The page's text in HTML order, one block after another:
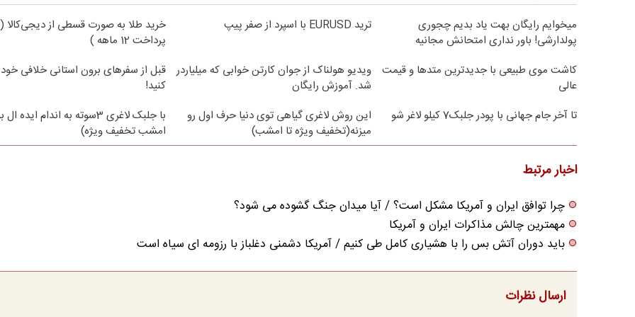
میخوایم رایگان بهت یاد بدیم چجوری
پولدارشی! باور نداری امتحانش مجانیه
ترید EURUSD با اسپرد از صفر پیپ
خرید طلا به صورت قسطی از دیجی‌کالا (
پرداخت 12 ماهه )
کاشت موی طبیعی با جدیدترین متدها و قیمت
عالی
ویدیو هولناک از جوان کارتن خوابی که میلیاردر
شد. آموزش رایگان
قبل از سفرهای برون استانی خلافی
کنید!
تا آخر جام جهانی با پودر جلبک7 کیلو لاغر شو
این روش لاغری گیاهی توی دنیا حرف اول رو
میزنه(تخفیف ویژه تا امشب)
با جلبک لاغری 3سوته به اندام
امشب تخفیف ویژه)
اخبار مرتبط
چرا توافق ایران و آمریکا مشکل است؟ / آیا میدان جنگ گشوده می شود؟
مهمترین چالش مذاکرات ایران و آمریکا
باید دوران آتش بس را با هشیاری کامل طی کنیم / آمریکا دشمنی دغلباز با رزومه ای سیاه است
ارسال نظرات